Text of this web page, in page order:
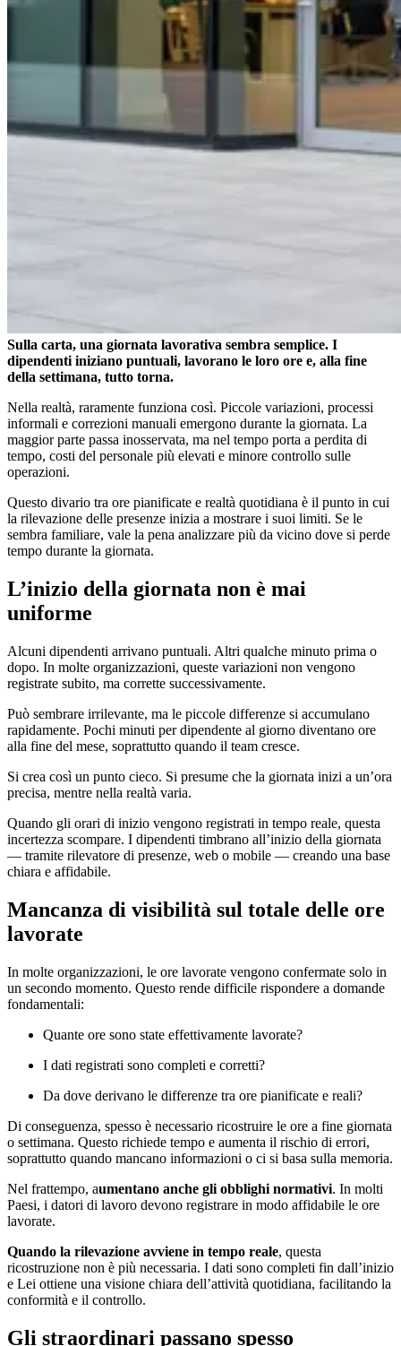
Sulla carta, una giornata lavorativa sembra semplice. I
dipendenti iniziano puntuali, lavorano le loro ore e, alla fine
della settimana, tutto torna.
Nella realtà, raramente funziona così. Piccole variazioni, processi
informali e correzioni manuali emergono durante la giornata. La
maggior parte passa inosservata, ma nel tempo porta a perdita di
tempo, costi del personale più elevati e minore controllo sulle
operazioni.
Questo divario tra ore pianificate e realtà quotidiana è il punto in cui
la rilevazione delle presenze inizia a mostrare i suoi limiti. Se le
sembra familiare, vale la pena analizzare più da vicino dove si perde
tempo durante la giornata.
L’inizio della giornata non è mai
uniforme
Alcuni dipendenti arrivano puntuali. Altri qualche minuto prima o
dopo. In molte organizzazioni, queste variazioni non vengono
registrate subito, ma corrette successivamente.
Può sembrare irrilevante, ma le piccole differenze si accumulano
rapidamente. Pochi minuti per dipendente al giorno diventano ore
alla fine del mese, soprattutto quando il team cresce.
Si crea così un punto cieco. Si presume che la giornata inizi a un’ora
precisa, mentre nella realtà varia.
Quando gli orari di inizio vengono registrati in tempo reale, questa
incertezza scompare. I dipendenti timbrano all’inizio della giornata
— tramite rilevatore di presenze, web o mobile — creando una base
chiara e affidabile.
Mancanza di visibilità sul totale delle ore
lavorate
In molte organizzazioni, le ore lavorate vengono confermate solo in
un secondo momento. Questo rende difficile rispondere a domande
fondamentali:
Quante ore sono state effettivamente lavorate?
I dati registrati sono completi e corretti?
Da dove derivano le differenze tra ore pianificate e reali?
Di conseguenza, spesso è necessario ricostruire le ore a fine giornata
o settimana. Questo richiede tempo e aumenta il rischio di errori,
soprattutto quando mancano informazioni o ci si basa sulla memoria.
Nel frattempo, aumentano anche gli obblighi normativi. In molti
Paesi, i datori di lavoro devono registrare in modo affidabile le ore
lavorate.
Quando la rilevazione avviene in tempo reale, questa
ricostruzione non è più necessaria. I dati sono completi fin dall’inizio
e Lei ottiene una visione chiara dell’attività quotidiana, facilitando la
conformità e il controllo.
Gli straordinari passano spesso